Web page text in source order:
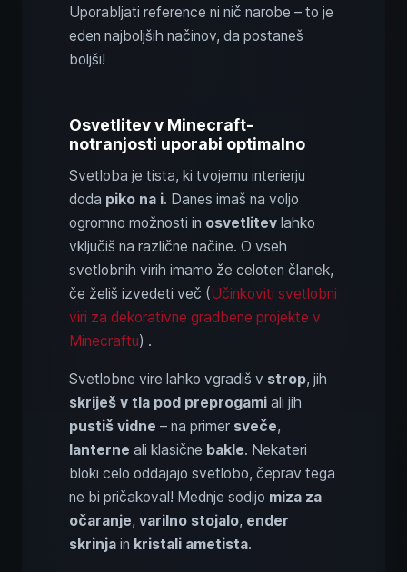
Uporabljati reference ni nič narobe – to je
eden najboljših načinov, da postaneš
boljši!
Osvetlitev v Minecraft-
notranjosti uporabi optimalno
Svetloba je tista, ki tvojemu interierju
doda piko na i. Danes imaš na voljo
ogromno možnosti in osvetlitev lahko
vključiš na različne načine. O vseh
svetlobnih virih imamo že celoten članek,
če želiš izvedeti več (Učinkoviti svetlobni
viri za dekorativne gradbene projekte v
Minecraftu) .
Svetlobne vire lahko vgradiš v strop, jih
skriješ v tla pod preprogami ali jih
pustiš vidne – na primer sveče,
lanterne ali klasične bakle. Nekateri
bloki celo oddajajo svetlobo, čeprav tega
ne bi pričakoval! Mednje sodijo miza za
očaranje, varilno stojalo, ender
skrinja in kristali ametista.